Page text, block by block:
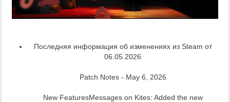
Последняя информация об изменениях из Steam от
06.05.2026
Patch Notes - May 6, 2026
New FeaturesMessages on Kites: Added the new